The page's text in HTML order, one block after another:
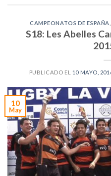
CAMPEONATOS DE ESPAÑA
S18: Les Abelles
PUBLICADO EL 10 MAYO,
10
May